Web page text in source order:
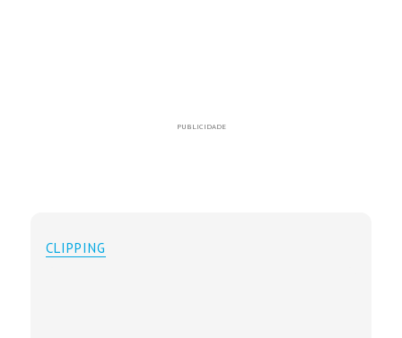
PUBLICIDADE
CLIPPING